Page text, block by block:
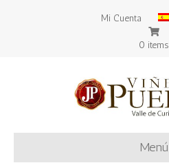
Mi Cuenta
0 items
Menú